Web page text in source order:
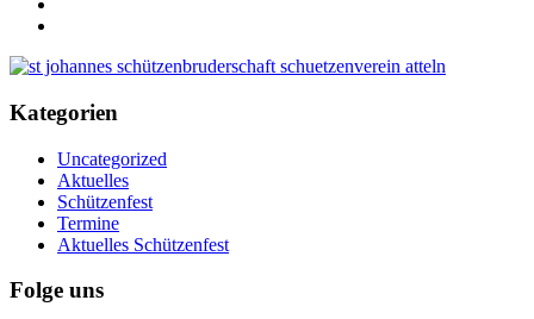
Kategorien
Uncategorized
Aktuelles
Schützenfest
Termine
Aktuelles Schützenfest
Folge uns